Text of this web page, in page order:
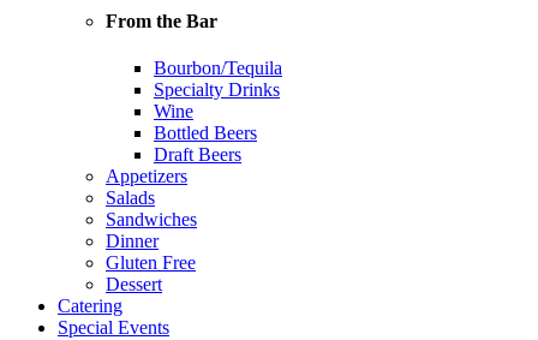
From the Bar
Bourbon/Tequila
Specialty Drinks
Wine
Bottled Beers
Draft Beers
Appetizers
Salads
Sandwiches
Dinner
Gluten Free
Dessert
Catering
Special Events